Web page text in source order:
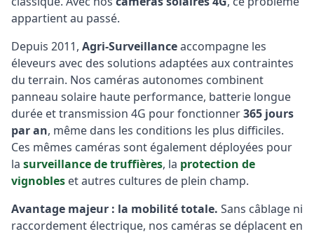
appartient au passé.
Depuis 2011, Agri-Surveillanceaccompagne les
éleveurs avec des solutions adaptées aux contraintes
du terrain. Nos caméras autonomes combinent
panneau solaire haute performance, batterie longue
durée et transmission 4G pour fonctionner365 jours
par an, même dans les conditions les plus difficiles.
Ces mêmes caméras sont également déployées pour
la surveillance de truffières, la protection de
vignobles et autres cultures de plein champ.
Avantage majeur : la mobilité totale. Sans câblage ni
raccordement électrique, nos caméras se déplacent en